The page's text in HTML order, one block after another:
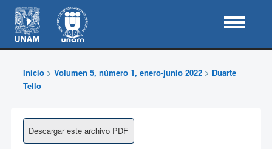
Inicio> Volumen 5, número 1, enero-junio 2022> Duarte
Tello
Descargar este archivo PDF